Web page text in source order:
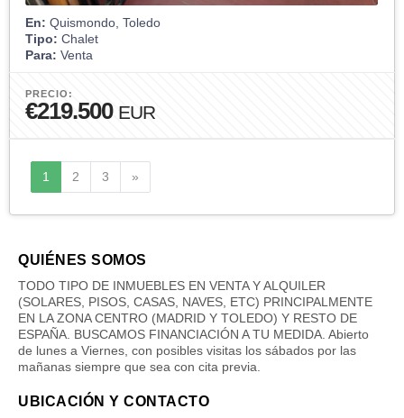
En: Quismondo, Toledo
Tipo: Chalet
Para: Venta
PRECIO:
€219.500 EUR
1 2 3 »
QUIÉNES SOMOS
TODO TIPO DE INMUEBLES EN VENTA Y ALQUILER
(SOLARES, PISOS, CASAS, NAVES, ETC) PRINCIPALMENTE
EN LA ZONA CENTRO (MADRID Y TOLEDO) Y RESTO DE
ESPAÑA. BUSCAMOS FINANCIACIÓN A TU MEDIDA. Abierto
de lunes a Viernes, con posibles visitas los sábados por las
mañanas siempre que sea con cita previa.
UBICACIÓN Y CONTACTO